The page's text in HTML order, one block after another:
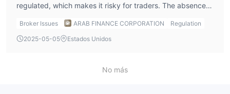
regulated, which makes it risky for traders. The absence
of regulation means there is no guarantee of fund
using this broker.
Broker Issues ARAB FINANCE CORPORATION
Regulation
2025-05-05
Estados Unidos
No más